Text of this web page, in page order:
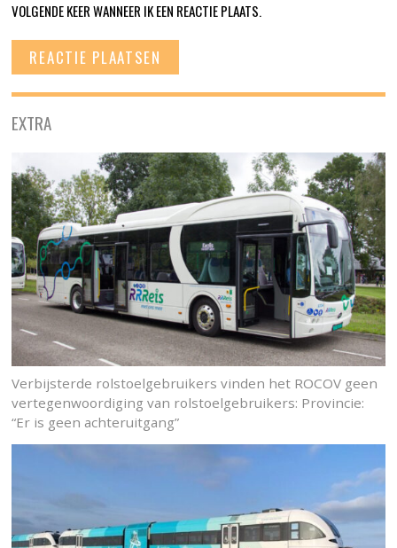
VOLGENDE KEER WANNEER IK EEN REACTIE PLAATS.
EXTRA
Verbijsterde rolstoelgebruikers vinden het ROCOV geen
vertegenwoordiging van rolstoelgebruikers: Provincie:
“Er is geen achteruitgang”